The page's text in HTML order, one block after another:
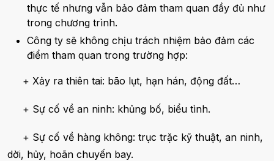
thực tế nhưng vẫn bảo đảm tham quan đầy đủ như
trong chương trình.
Công ty sẽ không chịu trách nhiệm bảo đảm các
điểm tham quan trong trường hợp:
+ Xảy ra thiên tai: bão lụt, hạn hán, động đất…
+ Sự cố về an ninh: khủng bố, biểu tình.
+ Sự cố về hàng không: trục trặc kỹ thuật, an ninh,
dời, hủy, hoãn chuyến bay.